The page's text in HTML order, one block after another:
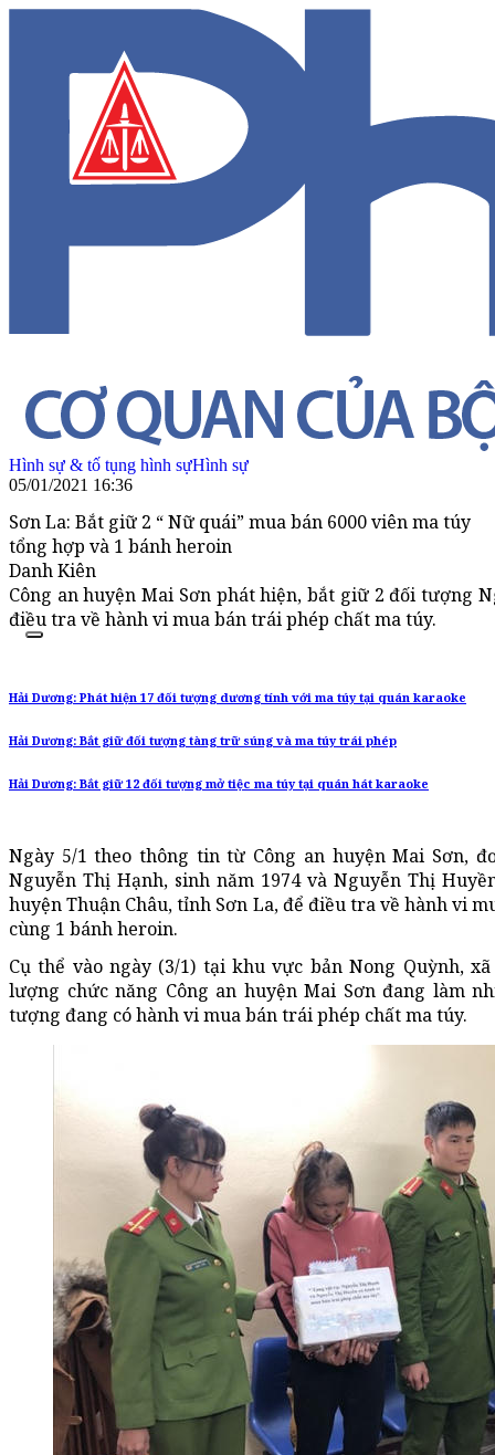
Hình sự & tố tụng hình sựHình sự
05/01/2021 16:36
Sơn La: Bắt giữ 2 “ Nữ quái” mua bán 6000 viên ma túy
tổng hợp và 1 bánh heroin
Danh Kiên
Công an huyện Mai Sơn phát hiện, bắt giữ 2 đối tượng
điều tra về hành vi mua bán trái phép chất ma túy.
Hải Dương: Phát hiện 17 đối tượng dương tính với ma túy tại quán karaoke
Hải Dương: Bắt giữ đối tượng tàng trữ súng và ma túy trái phép
Hải Dương: Bắt giữ 12 đối tượng mở tiệc ma túy tại quán hát karaoke
Ngày 5/1 theo thông tin từ Công an huyện Mai Sơn,
Nguyễn Thị Hạnh, sinh năm 1974 và Nguyễn Thị
huyện Thuận Châu, tỉnh Sơn La, để điều tra về hành vi
cùng 1 bánh heroin.
Cụ thể vào ngày (3/1) tại khu vực bản Nong Quỳnh,
lượng chức năng Công an huyện Mai Sơn đang làm
tượng đang có hành vi mua bán trái phép chất ma túy.